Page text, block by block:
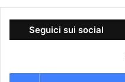
Seguici sui social